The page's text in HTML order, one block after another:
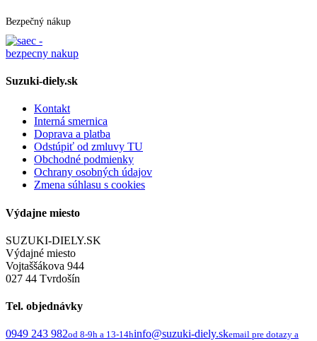
Bezpečný nákup
Suzuki-diely.sk
Kontakt
Interná smernica
Doprava a platba
Odstúpiť od zmluvy TU
Obchodné podmienky
Ochrany osobných údajov
Zmena súhlasu s cookies
Výdajne miesto
SUZUKI-DIELY.SK
Výdajné miesto
Vojtaššákova 944
027 44 Tvrdošín
Tel. objednávky
0949 243 982od 8-9h a 13-14hinfo@suzuki-diely.skemail pre dotazy a